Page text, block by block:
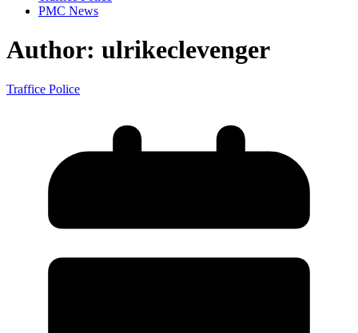
PMC News
Author: ulrikeclevenger
Traffice Police